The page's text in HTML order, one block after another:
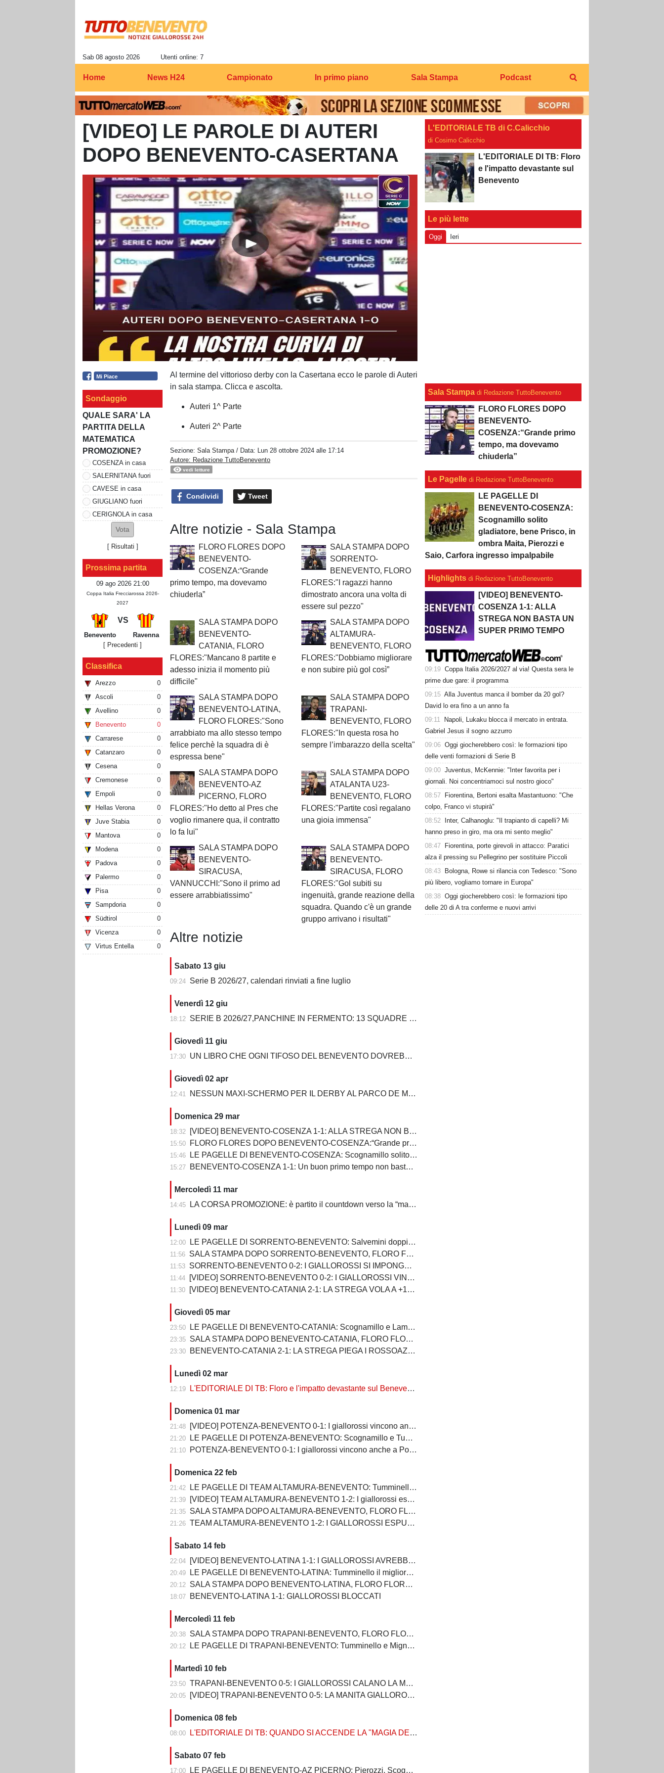
Sab 08 agosto 2026 Utenti online: 7
Home News H24 Campionato In primo piano Sala Stampa Podcast
[VIDEO] LE PAROLE DI AUTERI
DOPO BENEVENTO-CASERTANA
Mi Piace
Sondaggio
QUALE SARA' LA
PARTITA DELLA
MATEMATICA
PROMOZIONE?
COSENZA in casa
SALERNITANA fuori
CAVESE in casa
GIUGLIANO fuori
CERIGNOLA in casa
[ Risultati ]
Prossima partita
09 ago 2026 21:00
Coppa Italia Frecciarossa 2026-
2027
VS
Benevento
Ravenna
[ Precedenti ]
Classifica
Arezzo
0
Ascoli
0
Avellino
0
Benevento
0
Carrarese
0
Catanzaro
0
Cesena
0
Cremonese
0
Empoli
0
Hellas Verona
0
Juve Stabia
0
Mantova
0
Modena
0
Padova
0
Palermo
0
Pisa
0
Sampdoria
0
Südtirol
0
Vicenza
0
Virtus Entella
0
Al termine del vittorioso derby con la Casertana ecco le parole di Auteri
in sala stampa. Clicca e ascolta.
Auteri 1^ Parte
Auteri 2^ Parte
Sezione:Sala Stampa / Data: Lun 28 ottobre 2024 alle 17:14
Autore: Redazione TuttoBenevento
vedi letture
Condividi Tweet
Altre notizie - Sala Stampa
FLORO FLORES DOPO
BENEVENTO-
COSENZA:“Grande
primo tempo, ma dovevamo
chiuderla”
SALA STAMPA DOPO
SORRENTO-
BENEVENTO, FLORO
FLORES:"I ragazzi hanno
dimostrato ancora una volta di
essere sul pezzo"
SALA STAMPA DOPO
BENEVENTO-
CATANIA, FLORO
FLORES:"Mancano 8 partite e
adesso inizia il momento più
difficile"
SALA STAMPA DOPO
ALTAMURA-
BENEVENTO, FLORO
FLORES:"Dobbiamo migliorare
e non subire più gol così”
SALA STAMPA DOPO
BENEVENTO-LATINA,
FLORO FLORES:"Sono
arrabbiato ma allo stesso tempo
felice perchè la squadra di è
espressa bene"
SALA STAMPA DOPO
TRAPANI-
BENEVENTO, FLORO
FLORES:"In questa rosa ho
sempre l’imbarazzo della scelta"
SALA STAMPA DOPO
BENEVENTO-AZ
PICERNO, FLORO
FLORES:"Ho detto al Pres che
voglio rimanere qua, il contratto
lo fa lui"
SALA STAMPA DOPO
ATALANTA U23-
BENEVENTO, FLORO
FLORES:"Partite così regalano
una gioia immensa"
SALA STAMPA DOPO
BENEVENTO-
SIRACUSA,
VANNUCCHI:"Sono il primo ad
essere arrabbiatissimo"
SALA STAMPA DOPO
BENEVENTO-
SIRACUSA, FLORO
FLORES:"Gol subiti su
ingenuità, grande reazione della
squadra. Quando c'è un grande
gruppo arrivano i risultati"
Altre notizie
Sabato 13 giu
09:24 Serie B 2026/27, calendari rinviati a fine luglio
Venerdì 12 giu
18:12 SERIE B 2026/27,PANCHINE IN FERMENTO: 13 SQUADRE SU 20 ANCORA SENZA ALLENATORE
Giovedì 11 giu
17:30 UN LIBRO CHE OGNI TIFOSO DEL BENEVENTO DOVREBBE AVERE NELLA PROPRIA COLLEZIONE
Giovedì 02 apr
12:41 NESSUN MAXI-SCHERMO PER IL DERBY AL PARCO DE MITA
Domenica 29 mar
18:32 [VIDEO] BENEVENTO-COSENZA 1-1: ALLA STREGA NON BASTA UN SUPER PRIMO TEMPO
15:50 FLORO FLORES DOPO BENEVENTO-COSENZA:“Grande primo tempo, ma dovevamo chiuderla”
15:46 LE PAGELLE DI BENEVENTO-COSENZA: Scognamillo solito gladiatore, bene Prisco, in ombra Maita, Pierozzi e Saio, Carfora ingresso impalpabile
15:27 BENEVENTO-COSENZA 1-1: Un buon primo tempo non basta ai giallorossi, tutto rimandato
Mercoledì 11 mar
14:45 LA CORSA PROMOZIONE: è partito il countdown verso la “matematica”
Lunedì 09 mar
12:00 LE PAGELLE DI SORRENTO-BENEVENTO: Salvemini doppietta, Scognamillo sempre al top, bene Caldirola
11:56 SALA STAMPA DOPO SORRENTO-BENEVENTO, FLORO FLORES:"I ragazzi hanno dimostrato ancora una volta di essere sul pezzo"
11:53 SORRENTO-BENEVENTO 0-2: I GIALLOROSSI SI IMPONGONO E ALLUNGANO ANCORA
11:44 [VIDEO] SORRENTO-BENEVENTO 0-2: I GIALLOROSSI VINCONO E CONTINUANO AD ALLUNGARE
11:30 [VIDEO] BENEVENTO-CATANIA 2-1: LA STREGA VOLA A +10
Giovedì 05 mar
23:50 LE PAGELLE DI BENEVENTO-CATANIA: Scognamillo e Lamesta i migliori
23:35 SALA STAMPA DOPO BENEVENTO-CATANIA, FLORO FLORES:"Mancano 8 partite e adesso inizia il momento più difficile"
23:30 BENEVENTO-CATANIA 2-1: LA STREGA PIEGA I ROSSOAZZURRI E SCAPPA VIA
Lunedì 02 mar
12:19 L'EDITORIALE DI TB: Floro e l'impatto devastante sul Benevento
Domenica 01 mar
21:48 [VIDEO] POTENZA-BENEVENTO 0-1: I giallorossi vincono anche a Potenza
21:20 LE PAGELLE DI POTENZA-BENEVENTO: Scognamillo e Tumminello sempre al top. buono l'esordio di Celia
21:10 POTENZA-BENEVENTO 0-1: I giallorossi vincono anche a Potenza
Domenica 22 feb
21:42 LE PAGELLE DI TEAM ALTAMURA-BENEVENTO: Tumminello e Prisco i migliori, Ceresoli e Salvemini in difficoltà
21:39 [VIDEO] TEAM ALTAMURA-BENEVENTO 1-2: I giallorossi espugnano anche Altamura
21:35 SALA STAMPA DOPO ALTAMURA-BENEVENTO, FLORO FLORES:"Dobbiamo migliorare e non subire più gol così”
21:26 TEAM ALTAMURA-BENEVENTO 1-2: I GIALLOROSSI ESPUGNANO ALTAMURA
Sabato 14 feb
22:04 [VIDEO] BENEVENTO-LATINA 1-1: I GIALLOROSSI AVREBBERO MERITATO DI PIU'
20:49 LE PAGELLE DI BENEVENTO-LATINA: Tumminello il migliore in campo, male Kouan all'esordio
20:12 SALA STAMPA DOPO BENEVENTO-LATINA, FLORO FLORES:"Sono arrabbiato ma allo stesso tempo felice perchè la squadra di è espressa bene"
18:07 BENEVENTO-LATINA 1-1: GIALLOROSSI BLOCCATI
Mercoledì 11 feb
20:38 SALA STAMPA DOPO TRAPANI-BENEVENTO, FLORO FLORES:"In questa rosa ho sempre l’imbarazzo della scelta"
20:12 LE PAGELLE DI TRAPANI-BENEVENTO: Tumminello e Mignani goleador, bene Lamesta e Scognamillo, Carfora non riesce ad incidere
Martedì 10 feb
23:50 TRAPANI-BENEVENTO 0-5: I GIALLOROSSI CALANO LA MANITA
20:05 [VIDEO] TRAPANI-BENEVENTO 0-5: LA MANITA GIALLOROSSA
Domenica 08 feb
08:00 L'EDITORIALE DI TB: QUANDO SI ACCENDE LA "MAGIA DELLO STREGONE"
Sabato 07 feb
17:00 LE PAGELLE DI BENEVENTO-AZ PICERNO: Pierozzi, Scognamillo e Lamesta al top, Manconi e Carfora prestazioni opache
L'EDITORIALE TB di C.Calicchio
di Cosimo Calicchio
L'EDITORIALE DI TB: Floro
e l'impatto devastante sul
Benevento
Le più lette
Oggi Ieri
Sala Stampa di Redazione TuttoBenevento
FLORO FLORES DOPO
BENEVENTO-
COSENZA:“Grande primo
tempo, ma dovevamo
chiuderla”
Le Pagelle di Redazione TuttoBenevento
LE PAGELLE DI
BENEVENTO-COSENZA:
Scognamillo solito
gladiatore, bene Prisco, in
ombra Maita, Pierozzi e
Saio, Carfora ingresso impalpabile
Highlights di Redazione TuttoBenevento
[VIDEO] BENEVENTO-
COSENZA 1-1: ALLA
STREGA NON BASTA UN
SUPER PRIMO TEMPO
09:19 Coppa Italia 2026/2027 al via! Questa sera le
prime due gare: il programma
09:15 Alla Juventus manca il bomber da 20 gol?
David lo era fino a un anno fa
09:11
Napoli, Lukaku blocca il mercato in entrata.
Gabriel Jesus il sogno azzurro
09:06 Oggi giocherebbero così: le formazioni tipo
delle venti formazioni di Serie B
09:00 Juventus, McKennie: "Inter favorita per i
giornali. Noi concentriamoci sul nostro gioco"
08:57
Fiorentina, Bertoni esalta Mastantuono: "Che
colpo, Franco vi stupirà"
08:52
Inter, Calhanoglu: "Il trapianto di capelli? Mi
hanno preso in giro, ma ora mi sento meglio"
08:47
Fiorentina, porte girevoli in attacco: Paratici
alza il pressing su Pellegrino per sostituire Piccoli
08:43
Bologna, Rowe si rilancia con Tedesco: "Sono
più libero, vogliamo tornare in Europa"
08:38 Oggi giocherebbero così: le formazioni tipo
delle 20 di A tra conferme e nuovi arrivi